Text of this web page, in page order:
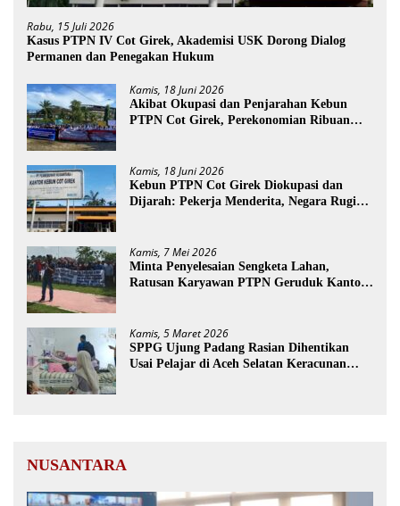
Rabu, 15 Juli 2026
Kasus PTPN IV Cot Girek, Akademisi USK Dorong Dialog
Permanen dan Penegakan Hukum
Kamis, 18 Juni 2026
Akibat Okupasi dan Penjarahan Kebun
PTPN Cot Girek, Perekonomian Ribuan
Kamis, 18 Juni 2026
Kebun PTPN Cot Girek Diokupasi dan
Dijarah: Pekerja Menderita, Negara Rugi
Kamis, 7 Mei 2026
Minta Penyelesaian Sengketa Lahan,
Ratusan Karyawan PTPN Geruduk Kantor
Kamis, 5 Maret 2026
SPPG Ujung Padang Rasian Dihentikan
Usai Pelajar di Aceh Selatan Keracunan
NUSANTARA